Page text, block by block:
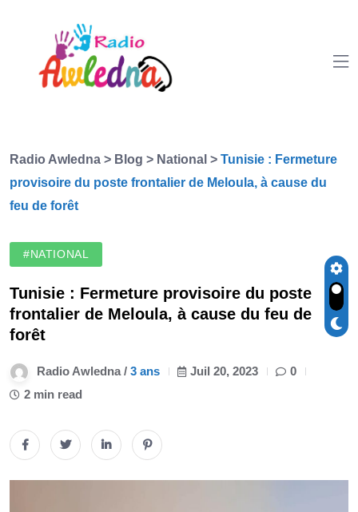
Radio Awledna > Blog > National > Tunisie : Fermeture
provisoire du poste frontalier de Meloula, à cause du
feu de forêt
#NATIONAL
Tunisie : Fermeture provisoire du poste
frontalier de Meloula, à cause du feu de
forêt
Radio Awledna / 3 ans Juil 20, 2023
0
2 min read